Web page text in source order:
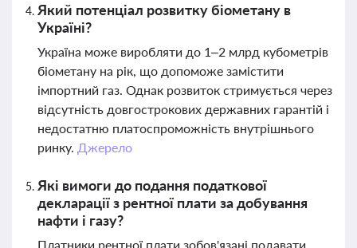
Який потенціал розвитку біометану в
Україні?
Україна може виробляти до 1–2 млрд кубометрів
біометану на рік, що допоможе замістити
імпортний газ. Однак розвиток стримується через
відсутність довгострокових державних гарантій і
недостатню платоспроможність внутрішнього
ринку. Джерело
Які вимоги до подання податкової
декларації з рентної плати за добування
нафти і газу?
Платники рентної плати зобов'язані подавати